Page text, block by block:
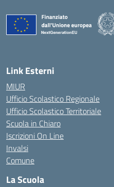
Link Esterni
MIUR
Ufficio Scolastico Regionale
Ufficio Scolastico Territoriale
Scuola in Chiaro
Iscrizioni On Line
Invalsi
Comune
La Scuola